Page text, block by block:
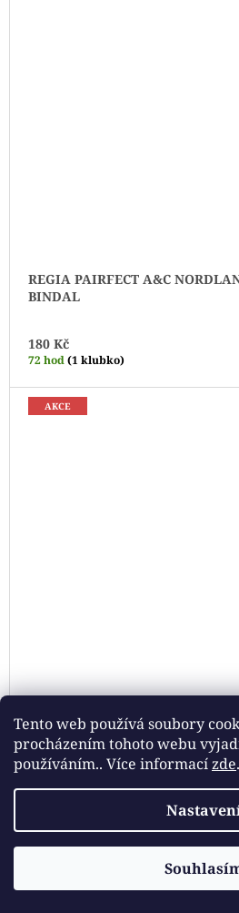
Tento web používá soubory
procházením tohoto webu
používáním.. Více informacízde.
REGIA PAIRFECT A&C
BINDAL
180 Kč
72 hod(1 klubko)
AKCE
REGIA PAIRFECT A&C
180 Kč